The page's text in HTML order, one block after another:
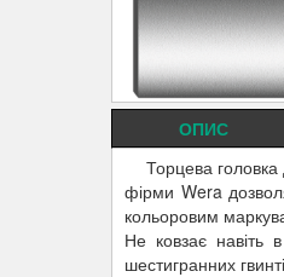
ОПИС
Торцева
фірми Wera
кольоровим
Не ковзає навіть
шестигранних